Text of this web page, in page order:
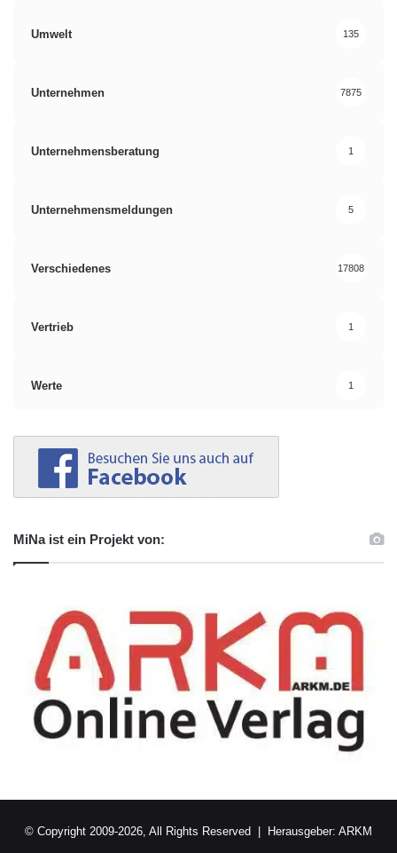
Umwelt 135
Unternehmen 7875
Unternehmensberatung 1
Unternehmensmeldungen 5
Verschiedenes 17808
Vertrieb 1
Werte 1
MiNa ist ein Projekt von:
© Copyright 2009-2026, All Rights Reserved | Herausgeber: ARKM